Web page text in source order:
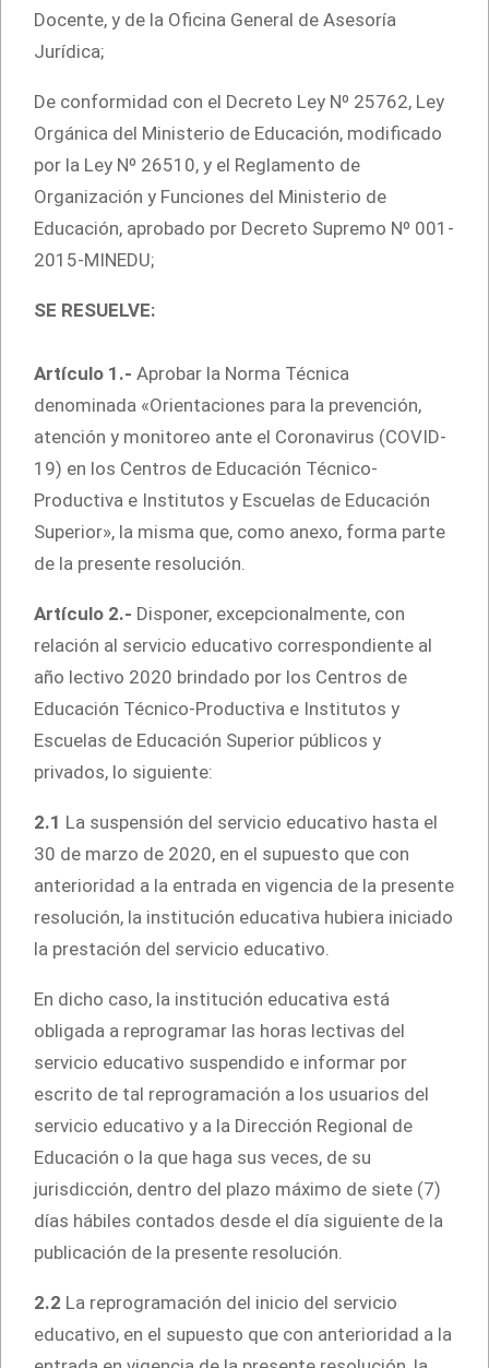
Docente, y de la Oficina General de Asesoría
Jurídica;
De conformidad con el Decreto Ley Nº 25762, Ley
Orgánica del Ministerio de Educación, modificado
por la Ley Nº 26510, y el Reglamento de
Organización y Funciones del Ministerio de
Educación, aprobado por Decreto Supremo Nº 001-
2015-MINEDU;
SE RESUELVE:
Artículo 1.- Aprobar la Norma Técnica
denominada «Orientaciones para la prevención,
atención y monitoreo ante el Coronavirus (COVID-
19) en los Centros de Educación Técnico-
Productiva e Institutos y Escuelas de Educación
Superior», la misma que, como anexo, forma parte
de la presente resolución.
Artículo 2.- Disponer, excepcionalmente, con
relación al servicio educativo correspondiente al
año lectivo 2020 brindado por los Centros de
Educación Técnico-Productiva e Institutos y
Escuelas de Educación Superior públicos y
privados, lo siguiente:
2.1 La suspensión del servicio educativo hasta el
30 de marzo de 2020, en el supuesto que con
anterioridad a la entrada en vigencia de la presente
resolución, la institución educativa hubiera iniciado
la prestación del servicio educativo.
En dicho caso, la institución educativa está
obligada a reprogramar las horas lectivas del
servicio educativo suspendido e informar por
escrito de tal reprogramación a los usuarios del
servicio educativo y a la Dirección Regional de
Educación o la que haga sus veces, de su
jurisdicción, dentro del plazo máximo de siete (7)
días hábiles contados desde el día siguiente de la
publicación de la presente resolución.
2.2 La reprogramación del inicio del servicio
educativo, en el supuesto que con anterioridad a la